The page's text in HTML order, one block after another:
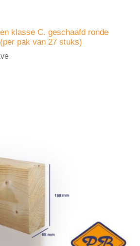
klasse C. geschaafd ronde
pak van 27 stuks)